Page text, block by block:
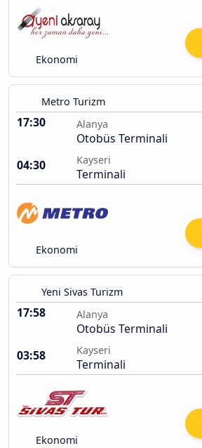
Ekonomi
Metro Turizm
17:30 Alanya
Otobüs Terminali
04:30
Kayseri
Terminali
Ekonomi
Yeni Sivas Turizm
17:58 Alanya
Otobüs Terminali
03:58
Kayseri
Terminali
Ekonomi